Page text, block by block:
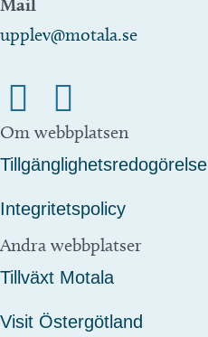
Mail
upplev@motala.se
Om webbplatsen
Tillgänglighetsredogörelse
Integritetspolicy
Andra webbplatser
Tillväxt Motala
Visit Östergötland